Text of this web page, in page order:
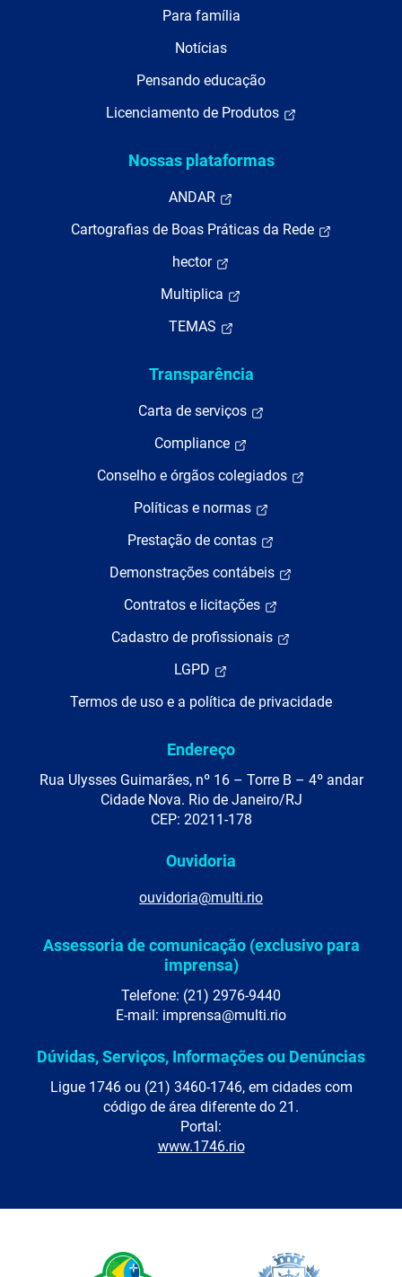
Para família
Notícias
Pensando educação
Licenciamento de Produtos
Nossas plataformas
ANDAR
Cartografias de Boas Práticas da Rede
hector
Multiplica
TEMAS
Transparência
Carta de serviços
Compliance
Conselho e órgãos colegiados
Políticas e normas
Prestação de contas
Demonstrações contábeis
Contratos e licitações
Cadastro de profissionais
LGPD
Termos de uso e a política de privacidade
Endereço
Rua Ulysses Guimarães, nº 16 – Torre B – 4º andar
Cidade Nova. Rio de Janeiro/RJ
CEP: 20211-178
Ouvidoria
ouvidoria@multi.rio
Assessoria de comunicação (exclusivo para
imprensa)
Telefone: (21) 2976-9440
E-mail: imprensa@multi.rio
Dúvidas, Serviços, Informações ou Denúncias
Ligue 1746 ou (21) 3460-1746, em cidades com
código de área diferente do 21.
Portal:
www.1746.rio